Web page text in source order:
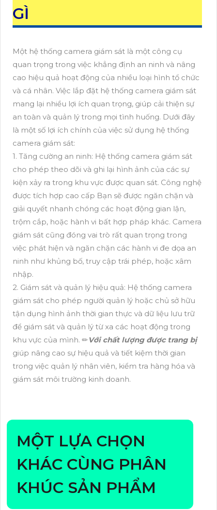
GÌ
Một hệ thống camera giám sát là một công cụ
quan trọng trong việc khẳng định an ninh và nâng
cao hiệu quả hoạt động của nhiều loại hình tổ chức
và cá nhân. Việc lắp đặt hệ thống camera giám sát
mang lại nhiều lợi ích quan trọng, giúp cải thiện sự
an toàn và quản lý trong mọi tình huống. Dưới đây
là một số lợi ích chính của việc sử dụng hệ thống
camera giám sát:
1. Tăng cường an ninh: Hệ thống camera giám sát
cho phép theo dõi và ghi lại hình ảnh của các sự
kiện xảy ra trong khu vực được quan sát. Công nghệ
được tích hợp cao cấp Bạn sẽ được ngăn chặn và
giải quyết nhanh chóng các hoạt động gian lận,
trộm cắp, hoặc hành vi bất hợp pháp khác. Camera
giám sát cũng đóng vai trò rất quan trọng trong
việc phát hiện và ngăn chặn các hành vi đe dọa an
ninh như khủng bố, truy cập trái phép, hoặc xâm
nhập.
2. Giám sát và quản lý hiệu quả: Hệ thống camera
giám sát cho phép người quản lý hoặc chủ sở hữu
tận dụng hình ảnh thời gian thực và dữ liệu lưu trữ
để giám sát và quản lý từ xa các hoạt động trong
khu vực của mình. ✏Với chất lượng được trang bị
giúp nâng cao sự hiệu quả và tiết kiệm thời gian
trong việc quản lý nhân viên, kiểm tra hàng hóa và
giám sát môi trường kinh doanh.
MỘT LỰA CHỌN
KHÁC CÙNG PHÂN
KHÚC SẢN PHẨM